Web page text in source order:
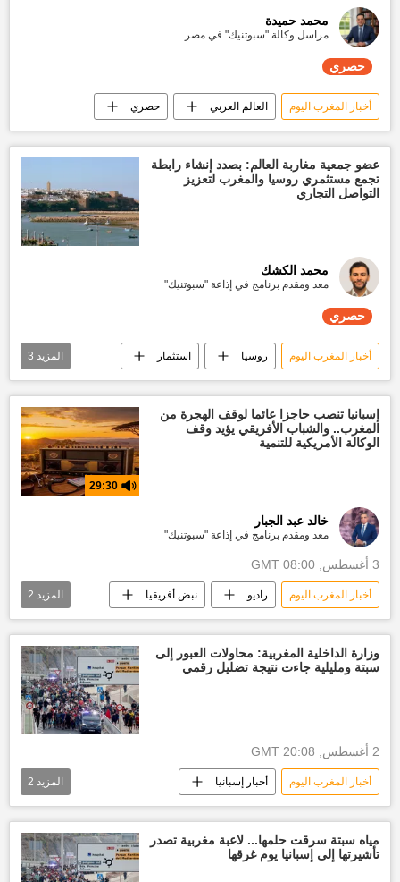
محمد حميدة
مراسل وكالة "سبوتنيك" في مصر
حصري
أخبار المغرب اليوم العالم العربي حصري
عضو جمعية مغاربة العالم: بصدد إنشاء رابطة
تجمع مستثمري روسيا والمغرب لتعزيز
التواصل التجاري
محمد الكشك
معد ومقدم برنامج في إذاعة "سبوتنيك"
حصري
أخبار المغرب اليوم روسيا استثمار
تبادل تجاري تقارير سبوتنيك حصري
المزيد 3
إسبانيا تنصب حاجزا عائما لوقف الهجرة من
المغرب.. والشباب الأفريقي يؤيد وقف
الوكالة الأمريكية للتنمية
29:30
خالد عبد الجبار
معد ومقدم برنامج في إذاعة "سبوتنيك"
3 أغسطس, 08:00 GMT
أخبار المغرب اليوم راديو نبض أفريقيا
أخبار إسبانيا أفريقيا
المزيد 2
وزارة الداخلية المغربية: محاولات العبور إلى
سبتة ومليلية جاءت نتيجة تضليل رقمي
2 أغسطس, 20:08 GMT
أخبار المغرب اليوم أخبار إسبانيا
أخبار العالم الآن العالم العربي
المزيد 2
مياه سبتة سرقت حلمها... لاعبة مغربية تصدر
تأشيرتها إلى إسبانيا يوم غرقها